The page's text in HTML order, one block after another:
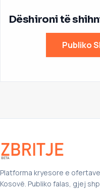
Dëshironi të
Publiko
Platforma kryesore e
Kosovë. Publiko falas, gjej